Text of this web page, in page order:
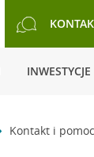
INWESTYCJE
Kontakt i pomoc